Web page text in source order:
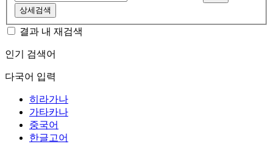
상세검색
결과 내 재검색
인기 검색어
다국어 입력
히라가나
가타카나
중국어
한글고어